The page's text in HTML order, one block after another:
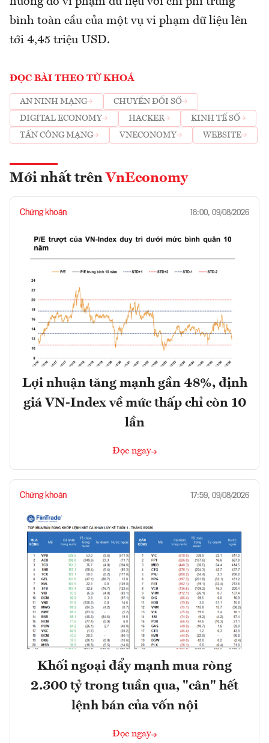
bình toàn cầu của một vụ vi phạm dữ liệu lên
tới 4,45 triệu USD.
ĐỌC BÀI THEO TỪ KHOÁ
AN NINH MẠNG
CHUYỂN ĐỔI SỐ
DIGITAL ECONOMY
HACKER
KINH TẾ SỐ
TẤN CÔNG MẠNG
VNECONOMY WEBSITE
Mới nhất trên VnEconomy
Chứng khoán 18:00, 09/08/2026
Lợi nhuận tăng mạnh gần 48%, định
giá VN-Index về mức thấp chỉ còn 10
lần
Đọc ngay
Chứng khoán 17:59, 09/08/2026
Khối ngoại đẩy mạnh mua ròng
2.300 tỷ trong tuần qua, "cân" hết
lệnh bán của vốn nội
Đọc ngay